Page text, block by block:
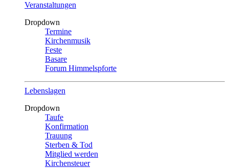
Veranstaltungen
Dropdown
Termine
Kirchenmusik
Feste
Basare
Forum Himmelspforte
Lebenslagen
Dropdown
Taufe
Konfirmation
Trauung
Sterben & Tod
Mitglied werden
Kirchensteuer